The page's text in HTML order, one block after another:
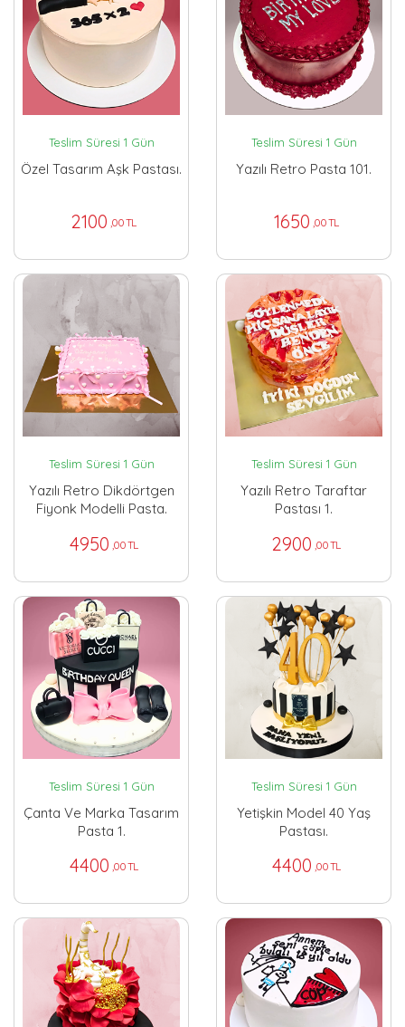
Teslim Süresi 1 Gün
Özel Tasarım Aşk Pastası.
2100 ,00 TL
Teslim Süresi 1 Gün
Yazılı Retro Pasta 101.
1650 ,00 TL
Teslim Süresi 1 Gün
Yazılı Retro Dikdörtgen
Fiyonk Modelli Pasta.
4950 ,00 TL
Teslim Süresi 1 Gün
Yazılı Retro Taraftar
Pastası 1.
2900 ,00 TL
Teslim Süresi 1 Gün
Çanta Ve Marka Tasarım
Pasta 1.
4400 ,00 TL
Teslim Süresi 1 Gün
Yetişkin Model 40 Yaş
Pastası.
4400 ,00 TL